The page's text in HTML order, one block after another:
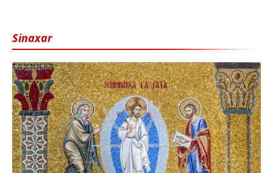
Sinaxar